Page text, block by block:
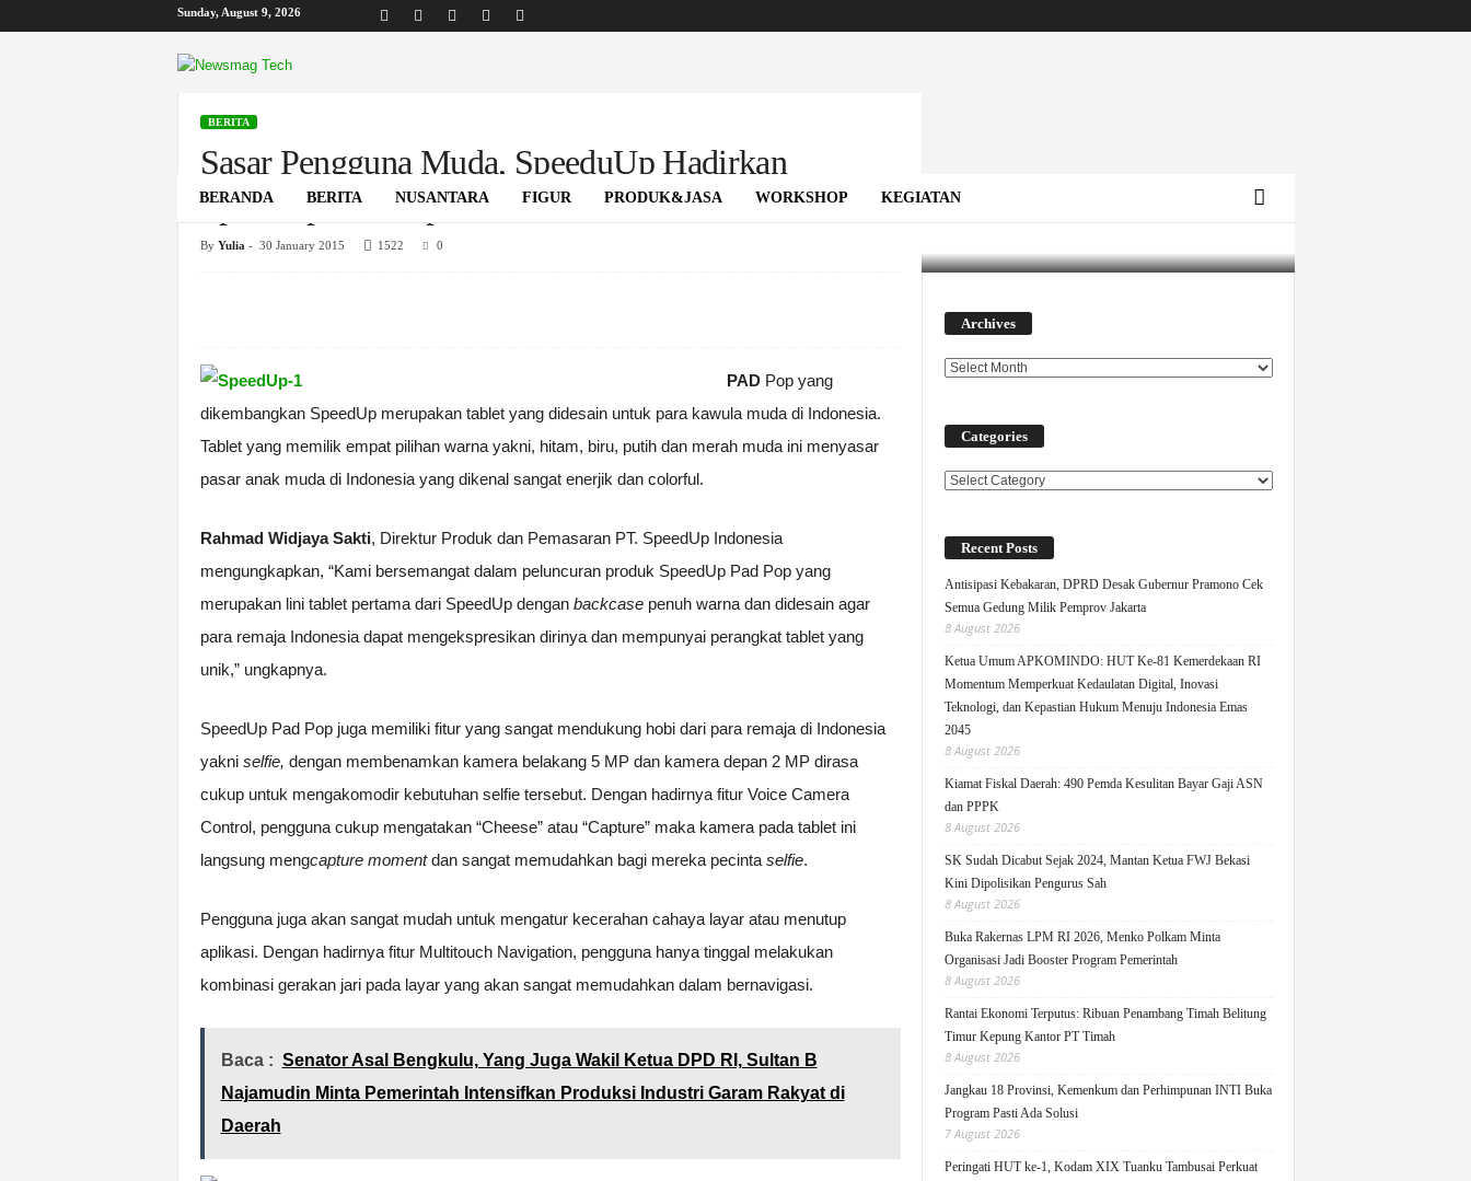
Sunday, August 9, 2026
B
i
BERANDA
BERITA NUSANTARA FIGUR PRODUK&JASA WORKSHOP KEGIATAN
Home Berita Sasar Pengguna Muda, SpeeduUp Hadirkan SpeedUp Pad Pop
BERITA
Sasar Pengguna Muda, SpeeduUp Hadirkan
SpeedUp Pad Pop
By Yulia - 30 January 2015 1522 0
PADPop yang
dikembangkan SpeedUp merupakan tablet yang didesain untuk para kawula muda di Indonesia.
Tablet yang memilik empat pilihan warna yakni, hitam, biru, putih dan merah muda ini menyasar
pasar anak muda di Indonesia yang dikenal sangat enerjik dan colorful.
Rahmad Widjaya Sakti, Direktur Produk dan Pemasaran PT. SpeedUp Indonesia
mengungkapkan, “Kami bersemangat dalam peluncuran produk SpeedUp Pad Pop yang
merupakan lini tablet pertama dari SpeedUp dengan backcasepenuh warna dan didesain agar
para remaja Indonesia dapat mengekspresikan dirinya dan mempunyai perangkat tablet yang
unik,” ungkapnya.
SpeedUp Pad Pop juga memiliki fitur yang sangat mendukung hobi dari para remaja di Indonesia
yakni selfie, dengan membenamkan kamera belakang 5 MP dan kamera depan 2 MP dirasa
cukup untuk mengakomodir kebutuhan selfie tersebut. Dengan hadirnya fitur Voice Camera
Control, pengguna cukup mengatakan “Cheese” atau “Capture” maka kamera pada tablet ini
langsung mengcapture momentdan sangat memudahkan bagi mereka pecinta selfie.
Pengguna juga akan sangat mudah untuk mengatur kecerahan cahaya layar atau menutup
aplikasi. Dengan hadirnya fitur Multitouch Navigation, pengguna hanya tinggal melakukan
kombinasi gerakan jari pada layar yang akan sangat memudahkan dalam bernavigasi.
Baca : Senator Asal Bengkulu, Yang Juga Wakil Ketua DPD RI, Sultan B
Najamudin Minta Pemerintah Intensifkan Produksi Industri Garam Rakyat di
Daerah
Archives
Categories
Categories
Recent Posts
Antisipasi Kebakaran, DPRD Desak Gubernur Pramono Cek
Semua Gedung Milik Pemprov Jakarta
8 August 2026
Ketua Umum APKOMINDO: HUT Ke-81 Kemerdekaan RI
Momentum Memperkuat Kedaulatan Digital, Inovasi
Teknologi, dan Kepastian Hukum Menuju Indonesia Emas
2045
8 August 2026
Kiamat Fiskal Daerah: 490 Pemda Kesulitan Bayar Gaji ASN
dan PPPK
8 August 2026
SK Sudah Dicabut Sejak 2024, Mantan Ketua FWJ Bekasi
Kini Dipolisikan Pengurus Sah
8 August 2026
Buka Rakernas LPM RI 2026, Menko Polkam Minta
Organisasi Jadi Booster Program Pemerintah
8 August 2026
Rantai Ekonomi Terputus: Ribuan Penambang Timah Belitung
Timur Kepung Kantor PT Timah
8 August 2026
Jangkau 18 Provinsi, Kemenkum dan Perhimpunan INTI Buka
Program Pasti Ada Solusi
7 August 2026
Peringati HUT ke-1, Kodam XIX Tuanku Tambusai Perkuat